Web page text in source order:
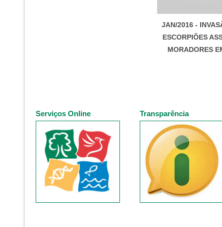
JAN/2016 -
ESCORPIÕES
MORADORES
Serviços Online Transparência